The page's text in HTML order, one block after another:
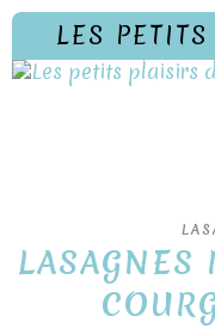
LES
LASAGNES